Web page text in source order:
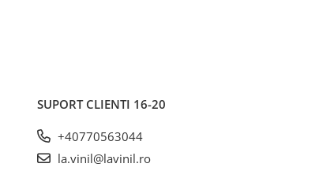
SUPORT CLIENTI 16-20
+40770563044
la.vinil@lavinil.ro